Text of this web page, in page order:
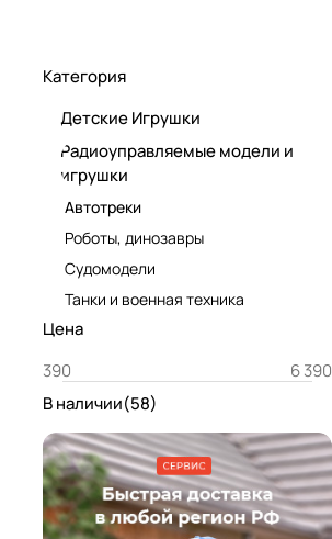
Категория
Детские Игрушки
Радиоуправляемые модели и
игрушки
Автотреки
Роботы, динозавры
Судомодели
Танки и военная техника
Цена
В наличии(58)